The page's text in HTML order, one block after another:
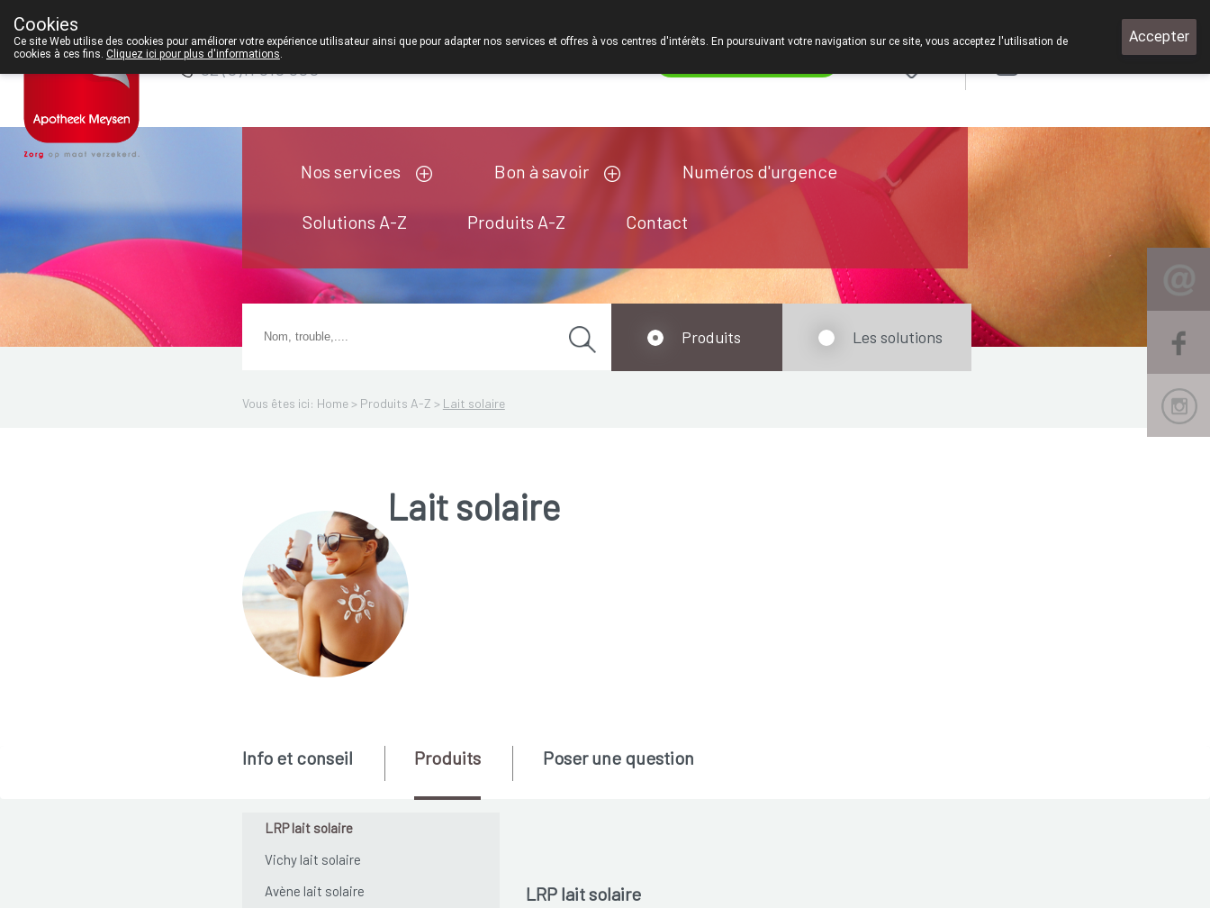
Pharmacie de test
+32 (0)11 610 300
Nos services Bon à savoir Numéros d'urgence
Solutions A-Z Produits A-Z Contact
Vous êtes ici: Home > Produits A-Z > Lait solaire
Produits Les solutions
Lait solaire
LRP lait solaire
Vichy lait solaire
Avène lait solaire
Info et conseil Produits Poser une question
LRP lait solaire
Cookies
Ce site Web utilise des cookies pour améliorer votre expérience utilisateur ainsi que pour adapter nos services et offres à vos centres d'intérêts. En poursuivant votre navigation sur ce site, vous acceptez l'utilisation de
cookies à ces fins. Cliquez ici pour plus d'informations.
Accepter